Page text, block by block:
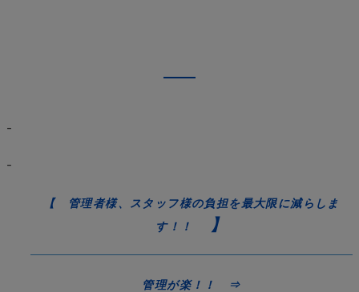
–
–
【 管理者様、スタッフ様の負担を最大限に減らしま
す！！ 】
管理が楽！！ ⇒